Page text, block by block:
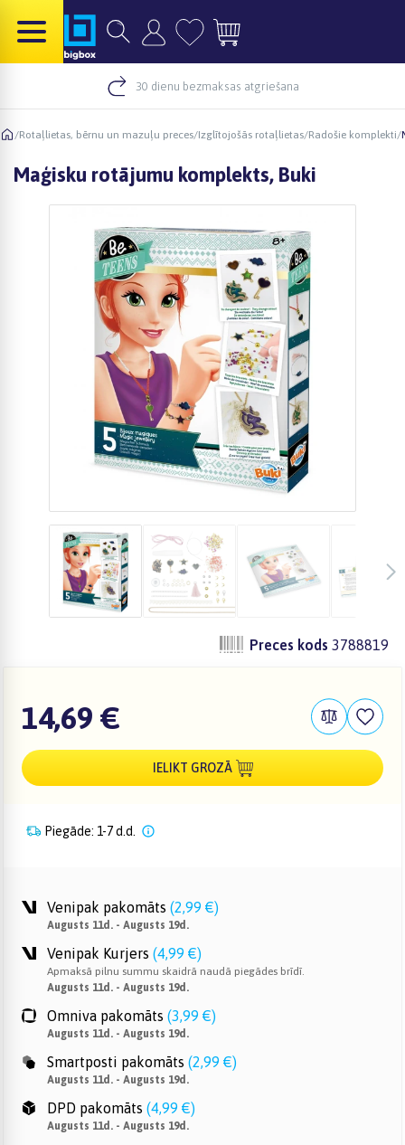
30 dienu bezmaksas atgriešana
/Rotaļlietas, bērnu un mazuļu preces/Izglītojošās rotaļlietas/Radošie komplekti/
Maģisku rotājumu komplekts, Buki
Preces kods 3788819
14,69 €
IELIKT GROZĀ
Piegāde: 1-7 d.d.
Venipak pakomāts (2,99 €)
Augusts 11d. - Augusts 19d.
Venipak Kurjers (4,99 €)
Apmaksā pilnu summu skaidrā naudā piegādes brīdī.
Augusts 11d. - Augusts 19d.
Omniva pakomāts (3,99 €)
Augusts 11d. - Augusts 19d.
Smartposti pakomāts (2,99 €)
Augusts 11d. - Augusts 19d.
DPD pakomāts (4,99 €)
Augusts 11d. - Augusts 19d.